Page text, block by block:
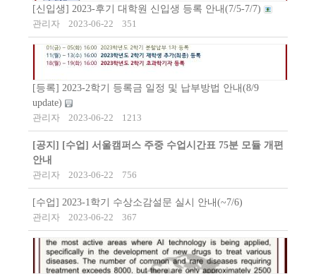
[신입생] 2023-후기 대학원 신입생 등록 안내(7/5-7/7)
관리자
2023-06-22 351
[등록] 2023-2학기 등록금 일정 및 납부방법 안내(8/9
update)
관리자
2023-06-22 1213
[공지] [수업] 서울캠퍼스 주중 수업시간표 75분 모듈 개편
안내
관리자
2023-06-22 756
[수업] 2023-1학기 수상소감설문 실시 안내(~7/6)
관리자
2023-06-22 367